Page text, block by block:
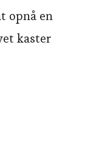
opnå en
kaster